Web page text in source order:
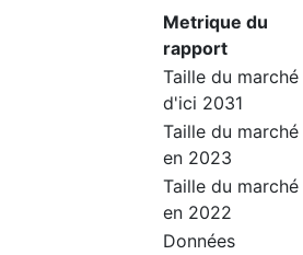
Metrique du
rapport
Taille du marché
d'ici 2031
Taille du marché
en 2023
Taille du marché
en 2022
Données